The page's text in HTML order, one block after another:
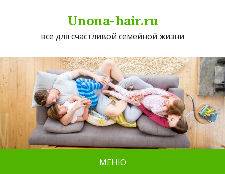
Unona-hair.ru
все для счастливой семейной жизни
МЕНЮ